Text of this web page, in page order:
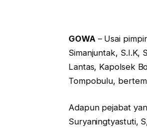
GOWA – Usai
Simanjuntak, S.I.K,
Lantas, Kapolsek
Tompobulu,
Adapun pejabat
Suryaningtyastuti,